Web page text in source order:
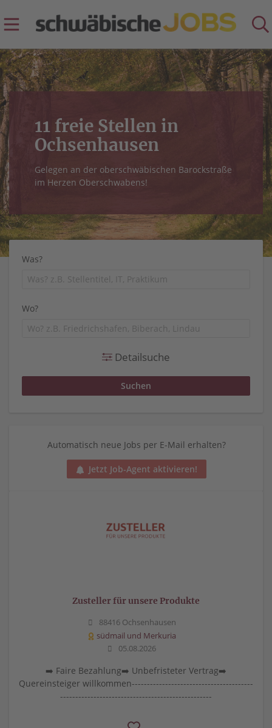
11 freie Stellen in
Ochsenhausen
Gelegen an der oberschwäbischen Barockstraße
im Herzen Oberschwabens!
Was?
Wo?
Detailsuche
Automatisch neue Jobs per E-Mail erhalten?
Jetzt Job-Agent aktivieren!
Zusteller für unsere Produkte
88416 Ochsenhausen
südmail und Merkuria
05.08.2026
➡️ Faire Bezahlung➡️ Unbefristeter Vertrag➡️
Quereinsteiger willkommen----------------------------------------
--------------------------------------------------